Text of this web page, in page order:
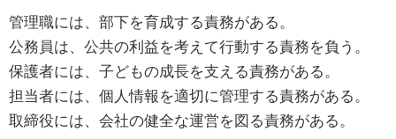
管理職には、部下を育成する責務がある。
公務員は、公共の利益を考えて行動する責務を負う。
保護者には、子どもの成長を支える責務がある。
担当者には、個人情報を適切に管理する責務がある。
取締役には、会社の健全な運営を図る責務がある。